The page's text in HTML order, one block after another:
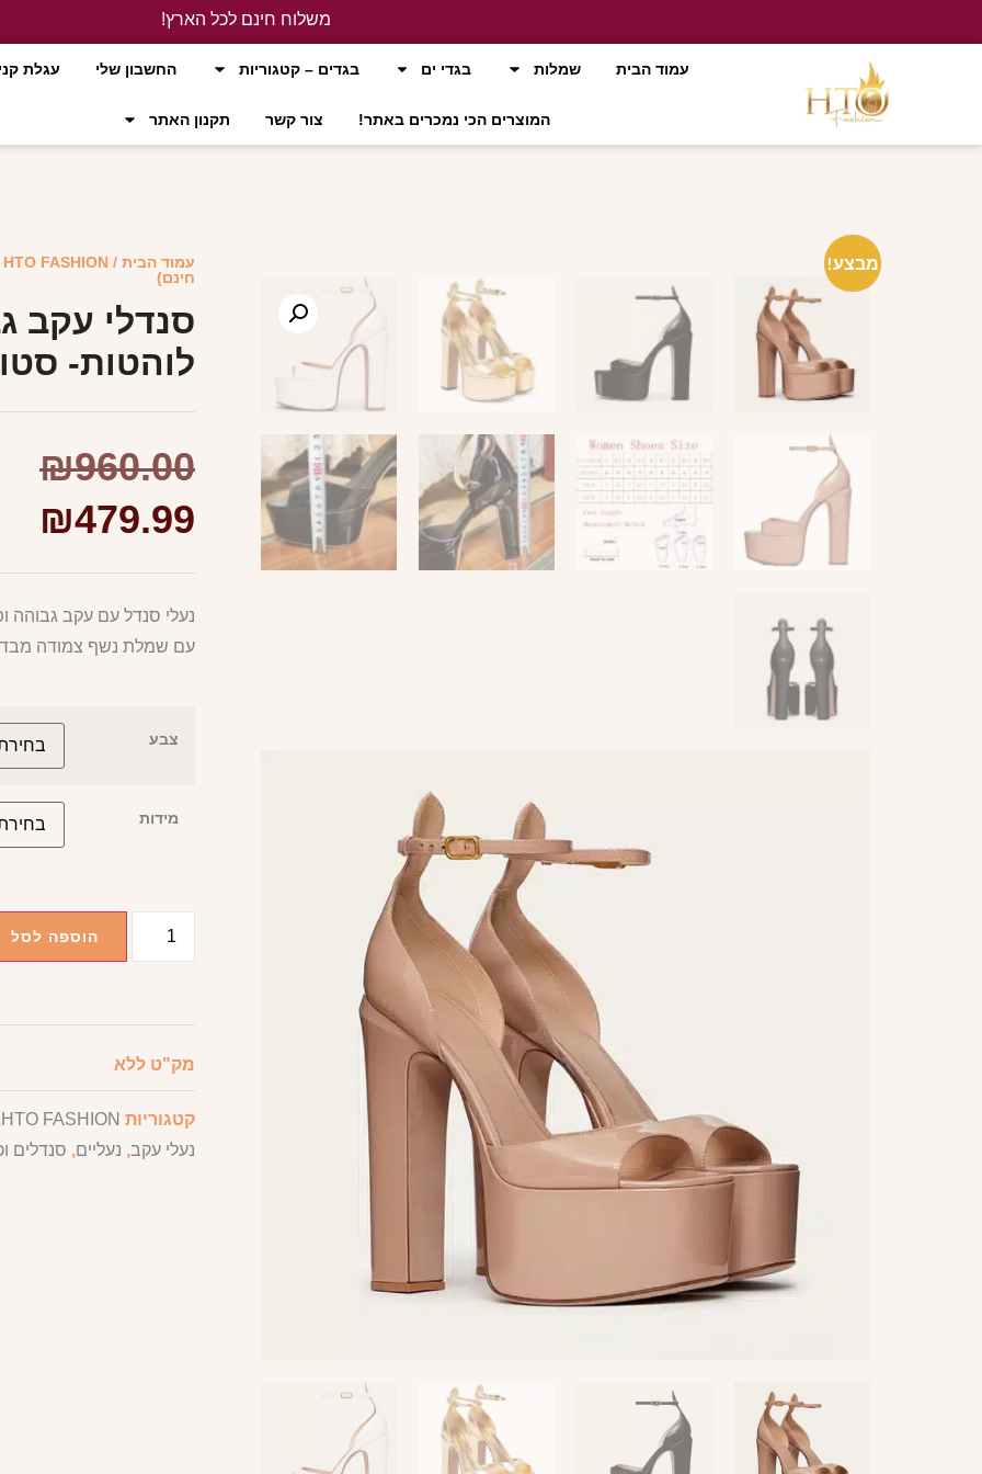
משלוח חינם לכל הארץ!
עמוד הבית
שמלות בגדי ים בגדים – קטגוריות החשבון שלי עגלת
המוצרים הכי נמכרים באתר! צור קשר תקנון האתר
מבצע! עמוד הבית /
HTO FASHION
חינם)
סנדלי עקב
לוהטות-
₪960.00
₪479.99
נעלי סנדל עם עקב גבוהה
עם שמלת נשף צמודה מבד
צבע
מידות
הוספה לסל
מק"ט ללא
קטגוריות HTO FASHION
נעלי עקב, נעליים, סנדלים